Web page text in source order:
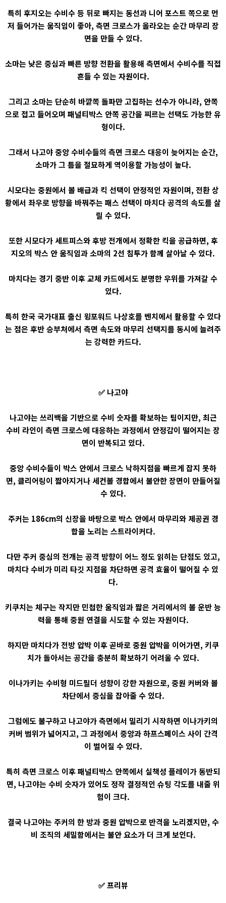
특히 후지오는 수비수 등 뒤로 빠지는 동선과 니어 포스트 쪽으로 먼
저 들어가는 움직임이 좋아, 측면 크로스가 올라오는 순간 마무리 장
면을 만들 수 있다.
소마는 낮은 중심과 빠른 방향 전환을 활용해 측면에서 수비수를 직접
흔들 수 있는 자원이다.
그리고 소마는 단순히 바깥쪽 돌파만 고집하는 선수가 아니라, 안쪽
으로 접고 들어오며 패널티박스 안쪽 공간을 찌르는 선택도 가능한 유
형이다.
그래서 나고야 중앙 수비수들의 측면 크로스 대응이 늦어지는 순간,
소마가 그 틈을 절묘하게 역이용할 가능성이 높다.
시모다는 중원에서 볼 배급과 킥 선택이 안정적인 자원이며, 전환 상
황에서 좌우로 방향을 바꿔주는 패스 선택이 마치다 공격의 속도를 살
릴 수 있다.
또한 시모다가 세트피스와 후방 전개에서 정확한 킥을 공급하면, 후
지오의 박스 안 움직임과 소마의 2선 침투가 함께 살아날 수 있다.
마치다는 경기 중반 이후 교체 카드에서도 분명한 우위를 가져갈 수
있다.
특히 한국 국가대표 출신 윙포워드 나상호를 벤치에서 활용할 수 있다
는 점은 후반 승부처에서 측면 속도와 마무리 선택지를 동시에 늘려주
는 강력한 카드다.
✅ 나고야
나고야는 쓰리백을 기반으로 수비 숫자를 확보하는 팀이지만, 최근
수비 라인이 측면 크로스에 대응하는 과정에서 안정감이 떨어지는 장
면이 반복되고 있다.
중앙 수비수들이 박스 안에서 크로스 낙하지점을 빠르게 잡지 못하
면, 클리어링이 짧아지거나 세컨볼 경합에서 불안한 장면이 만들어질
수 있다.
주커는 186cm의 신장을 바탕으로 박스 안에서 마무리와 제공권 경
합을 노리는 스트라이커다.
다만 주커 중심의 전개는 공격 방향이 어느 정도 읽히는 단점도 있고,
마치다 수비가 미리 타깃 지점을 차단하면 공격 효율이 떨어질 수 있
다.
키쿠치는 체구는 작지만 민첩한 움직임과 짧은 거리에서의 볼 운반 능
력을 통해 중원 연결을 시도할 수 있는 자원이다.
하지만 마치다가 전방 압박 이후 곧바로 중원 압박을 이어가면, 키쿠
치가 돌아서는 공간을 충분히 확보하기 어려울 수 있다.
이나가키는 수비형 미드필더 성향이 강한 자원으로, 중원 커버와 볼
차단에서 중심을 잡아줄 수 있다.
그럼에도 불구하고 나고야가 측면에서 밀리기 시작하면 이나가키의
커버 범위가 넓어지고, 그 과정에서 중앙과 하프스페이스 사이 간격
이 벌어질 수 있다.
특히 측면 크로스 이후 패널티박스 안쪽에서 실책성 플레이가 동반되
면, 나고야는 수비 숫자가 있어도 정작 결정적인 슈팅 각도를 내줄 위
험이 크다.
결국 나고야는 주커의 한 방과 중원 압박으로 반격을 노리겠지만, 수
비 조직의 세밀함에서는 불안 요소가 더 크게 보인다.
✅ 프리뷰